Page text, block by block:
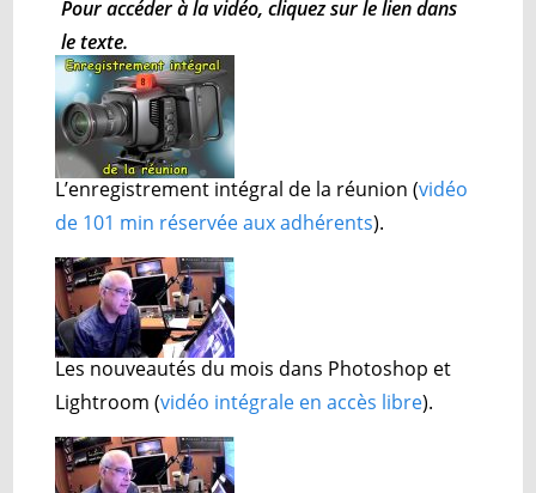
Pour accéder à la vidéo, cliquez sur le lien dans
le texte.
L’enregistrement intégral de la réunion(vidéo
de 101 min réservée aux adhérents).
Les nouveautés du mois dans Photoshop et
Lightroom(vidéo intégrale en accès libre).